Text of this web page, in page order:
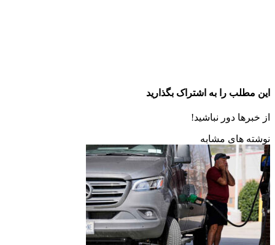
این مطلب را به اشتراک بگذارید
از خبرها دور نباشید!
نوشته های مشابه